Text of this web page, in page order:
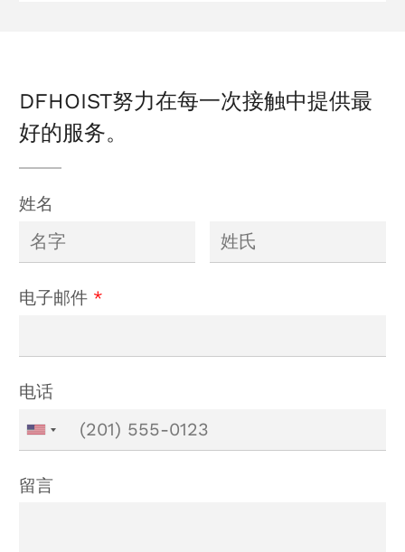
DFHOIST努力在每一次接触中提供最
好的服务。
姓名
电子邮件 *
电话
留言